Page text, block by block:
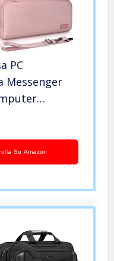
PC
Messenger
Ultrabook/
Su Amazon